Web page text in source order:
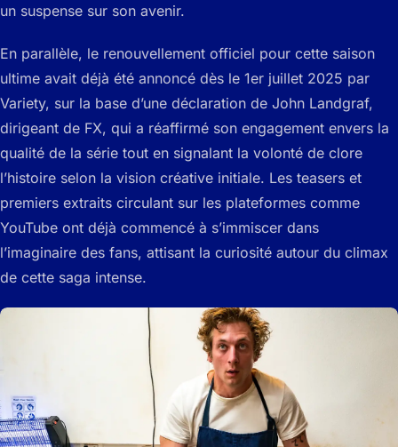
un suspense sur son avenir.
En parallèle, le renouvellement officiel pour cette saison
ultime avait déjà été annoncé dès le 1er juillet 2025 par
Variety, sur la base d’une déclaration de John Landgraf,
dirigeant de FX, qui a réaffirmé son engagement envers la
qualité de la série tout en signalant la volonté de clore
l’histoire selon la vision créative initiale. Les teasers et
premiers extraits circulant sur les plateformes comme
YouTube ont déjà commencé à s’immiscer dans
l’imaginaire des fans, attisant la curiosité autour du climax
de cette saga intense.